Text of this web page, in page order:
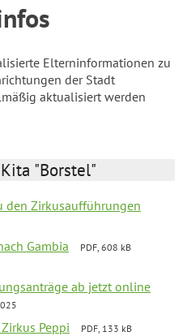
Elterninformationen zu
der Stadt
aktualisiert werden
"Borstel"
den Zirkusaufführungen
Gambia
PDF, 608 kB
ab jetzt online
Peppi
PDF, 133 kB